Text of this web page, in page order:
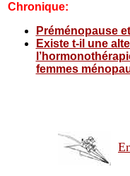
Chronique:
Préménopause
Existe t-il une
femmes